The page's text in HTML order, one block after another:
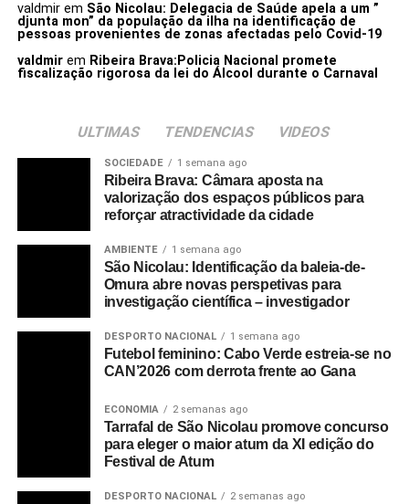
valdmirem São Nicolau: Delegacia de Saúde apela a um ”
djunta mon” da população da ilha na identificação de
pessoas provenientes de zonas afectadas pelo Covid-19
valdmirem Ribeira Brava:Policia Nacional promete
fiscalização rigorosa da lei do Álcool durante o Carnaval
ULTIMAS TENDENCIAS VIDEOS
SOCIEDADE 1 semana ago
Ribeira Brava: Câmara aposta na
valorização dos espaços públicos para
reforçar atractividade da cidade
AMBIENTE 1 semana ago
São Nicolau: Identificação da baleia-de-
Omura abre novas perspetivas para
investigação científica – investigador
DESPORTO NACIONAL 1 semana ago
Futebol feminino: Cabo Verde estreia-se no
CAN’2026 com derrota frente ao Gana
ECONOMIA 2 semanas ago
Tarrafal de São Nicolau promove concurso
para eleger o maior atum da XI edição do
Festival de Atum
DESPORTO NACIONAL 2 semanas ago